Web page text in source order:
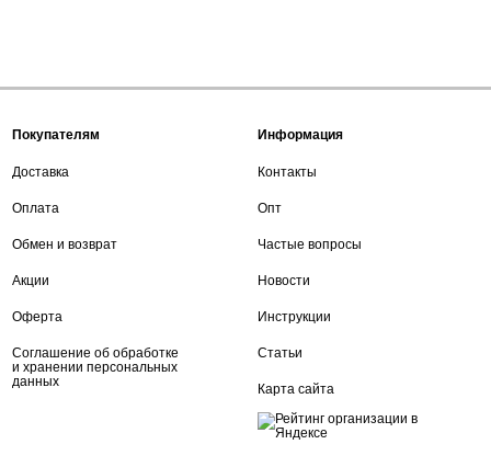
Покупателям
Доставка
Оплата
Обмен и возврат
Акции
Оферта
Соглашение об обработке
и хранении персональных
данных
Информация
Контакты
Опт
Частые вопросы
Новости
Инструкции
Статьи
Карта сайта